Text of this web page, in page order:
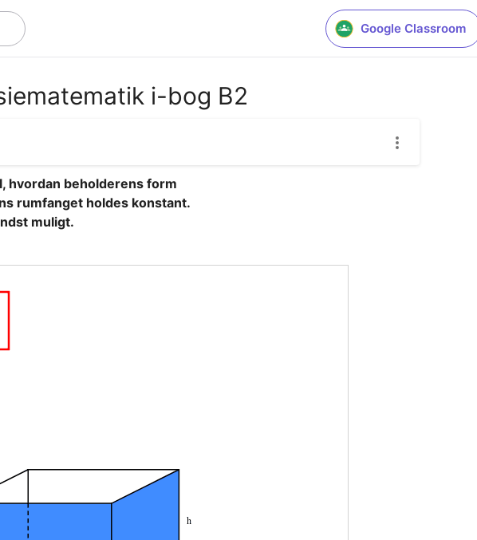
Google Classroom
i-bog B2
beholderens form
rumfanget holdes konstant.
muligt.